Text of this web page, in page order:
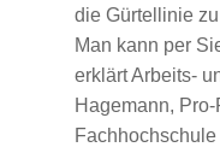
die Gürtellinie
Man kann per
erklärt Arbeits-
Hagemann,